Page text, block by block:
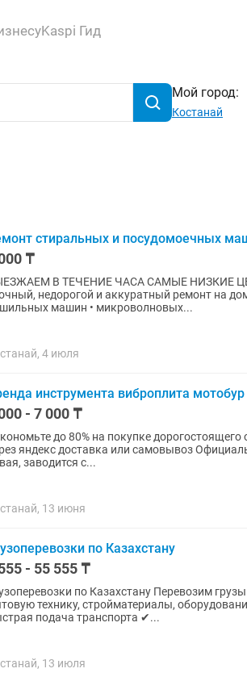
Kaspi Гид
Мой город:
Костанай
стиральных и посудомоечных
₸
В ТЕЧЕНИЕ ЧАСА САМЫЕ НИЗКИЕ ЦЕНЫ! Выполняем профессиональный,
недорогой и аккуратный ремонт на дому Стиральных машин Посудомоечных
Сушильных машин • микроволновых...
4 июля
инструмента виброплита мотобур
- 7 000 ₸
до 80% на покупке
яндекс доставка или самовывоз
заводится с...
13 июня
по Казахстану
- 55 555 ₸
по Казахстану Перевозим
технику, стройматериалы,
подача транспорта ✔...
13 июля